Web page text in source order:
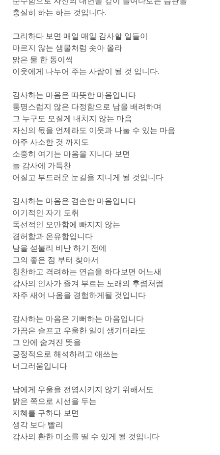
충실히 하는 하는 것입니다.
그리하다 보면 매일 매일 감사할 일들이
마르지 않는 샘물처럼 솟아 올라
맑은 물 한 동이씩
이웃에게 나누어 주는 사람이 될 것 입니다.
감사하는 마음은 따뜻한 마음입니다
퉁명스럽지 않은 다정함으로 남을 배려하며
그 누구도 모질게 내치지 않는 마음
자신의 몫을 언제라도 이웃과 나눌 수 있는 마음
아주 사소한 것 까지도
소중히 여기는 마음을 지니다 보면
늘 감사에 가득찬
어질고 부드러운 눈길을 지니게 될 것입니다
감사하는 마음은 겸손한 마음입니다
이기적인 자기 도취
독선적인 오만함에 빠지지 않는
겸허함과 온유함입니다
남을 섣불리 비난 하기 전에
그의 좋은 점 부터 찾아서
칭찬하고 격려하는 연습을 하다보면 어느새
감사의 인사가 즐겨 부르는 노래의 후렴처럼
자주 새어 나옴을 경험하게될 것입니다
감사하는 마음은 기뻐하는 마음입니다
가끔은 슬프고 우울한 일이 생기더라도
그 안에 숨겨진 뜻을
긍정적으로 해석하려고 애쓰는
너그러움입니다
남에게 우울을 전염시키지 않기 위해서도
밝은 쪽으로 시선을 두는
지혜를 구하다 보면
생각 보다 빨리
감사의 환한 미소를 띨 수 있게 될 것입니다